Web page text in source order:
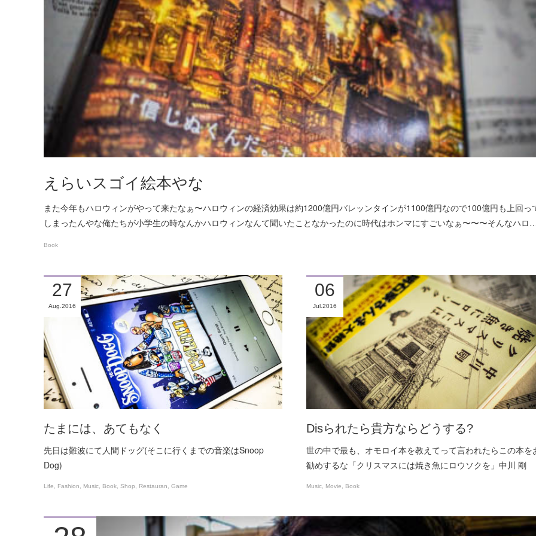
えらいスゴイ絵本やな
また今年もハロウィンがやって来たなぁ〜ハロウィンの経済効果は約1200億円バレッンタインが1100億円なので100億円も上回っ
しまったんやな俺たちが小学生の時なんかハロウィンなんて聞いたことなかったのに時代はホンマにすごいなぁ〜〜〜そんなハロ
Book
たまには、あてもなく
先日は難波にて人間ドッグ(そこに行くまでの音楽はSnoop
Dog)
27
Aug 2016
Life Fashion Music Book Shop Restauran Game
Disられたら貴方ならどうする?
世の中で最も、オモロイ本を教えてって言われたらこの本を
勧めするな「クリスマスには焼き魚にロウソクを」中川 剛
06
Jul 2016
Music Movie Book